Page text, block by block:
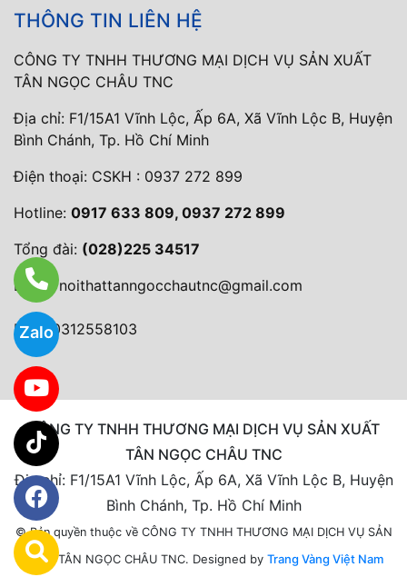
Zalo
THÔNG TIN LIÊN HỆ
CÔNG TY TNHH THƯƠNG MẠI DỊCH VỤ SẢN XUẤT
TÂN NGỌC CHÂU TNC
Địa chỉ: F1/15A1 Vĩnh Lộc, Ấp 6A, Xã Vĩnh Lộc B, Huyện
Bình Chánh, Tp. Hồ Chí Minh
Điện thoại: CSKH : 0937 272 899
Hotline: 0917 633 809, 0937 272 899
Tổng đài: (028)225 34517
Email:noithattanngocchautnc@gmail.com
MST: 0312558103
CÔNG TY TNHH THƯƠNG MẠI DỊCH VỤ SẢN XUẤT
TÂN NGỌC CHÂU TNC
Địa chỉ: F1/15A1 Vĩnh Lộc, Ấp 6A, Xã Vĩnh Lộc B, Huyện
Bình Chánh, Tp. Hồ Chí Minh
© Bản quyền thuộc về CÔNG TY TNHH THƯƠNG MẠI DỊCH VỤ SẢN
XUẤT TÂN NGỌC CHÂU TNC. Designed by Trang Vàng Việt Nam